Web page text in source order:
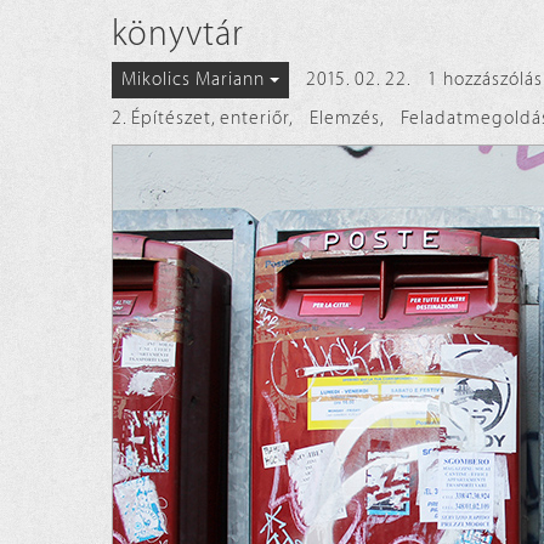
könyvtár
Mikolics Mariann 2015. 02. 22.
1 hozzászólás
2. Építészet, enteriőr, Elemzés,